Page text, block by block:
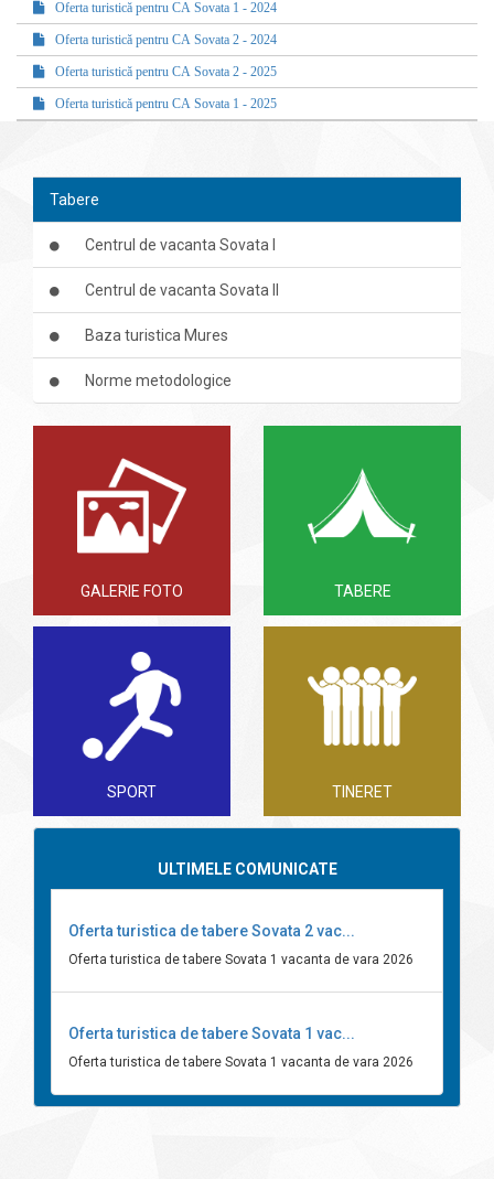
Oferta turistică pentru CA Sovata 1 - 2024
Oferta turistică pentru CA Sovata 2 - 2024
Oferta turistică pentru CA Sovata 2 - 2025
Oferta turistică pentru CA Sovata 1 - 2025
Tabere
Centrul de vacanta Sovata I
Centrul de vacanta Sovata II
Baza turistica Mures
Norme metodologice
GALERIE FOTO TABERE
SPORT TINERET
ULTIMELE COMUNICATE
Oferta turistica de tabere Sovata 2 vac...
Oferta turistica de tabere Sovata 1 vacanta de vara 2026
Oferta turistica de tabere Sovata 1 vac...
Oferta turistica de tabere Sovata 1 vacanta de vara 2026